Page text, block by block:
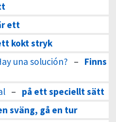
ett
kokt stryk
una solución? – Finns
– på ett speciellt sätt
sväng, gå en tur